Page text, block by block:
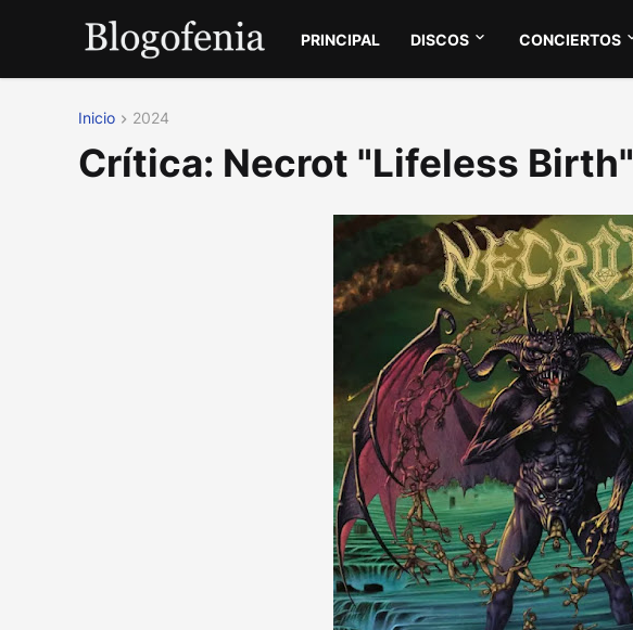
PRINCIPAL DISCOS CONCIERTOS
Inicio 2024
Crítica: Necrot "Lifeless Birth"